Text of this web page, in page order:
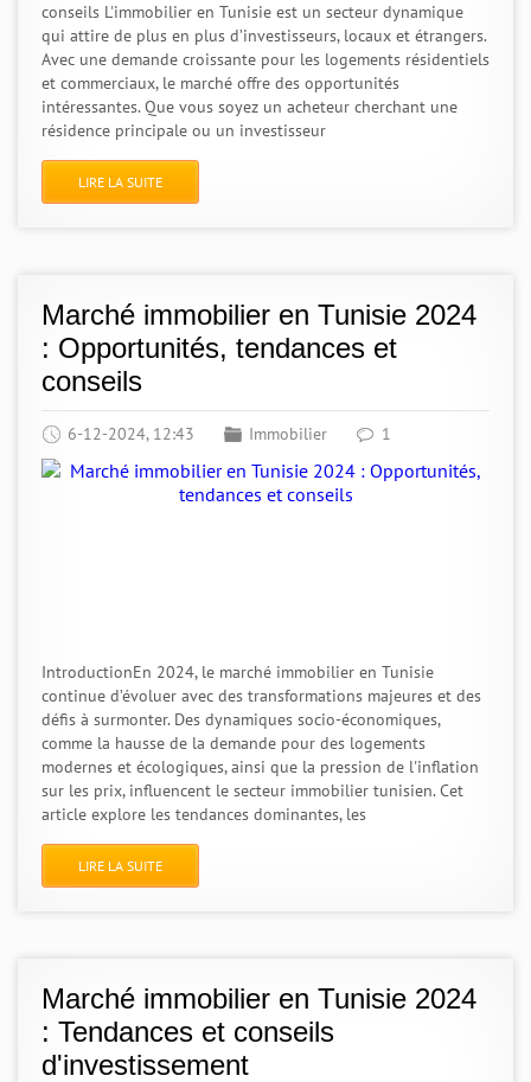
conseils L'immobilier en Tunisie est un secteur dynamique
qui attire de plus en plus d’investisseurs, locaux et étrangers.
Avec une demande croissante pour les logements résidentiels
et commerciaux, le marché offre des opportunités
intéressantes. Que vous soyez un acheteur cherchant une
résidence principale ou un investisseur
LIRE LA SUITE
Marché immobilier en Tunisie 2024
: Opportunités, tendances et
conseils
6-12-2024, 12:43 Immobilier 1
IntroductionEn 2024, le marché immobilier en Tunisie
continue d’évoluer avec des transformations majeures et des
défis à surmonter. Des dynamiques socio-économiques,
comme la hausse de la demande pour des logements
modernes et écologiques, ainsi que la pression de l'inflation
sur les prix, influencent le secteur immobilier tunisien. Cet
article explore les tendances dominantes, les
LIRE LA SUITE
Marché immobilier en Tunisie 2024
: Tendances et conseils
d'investissement